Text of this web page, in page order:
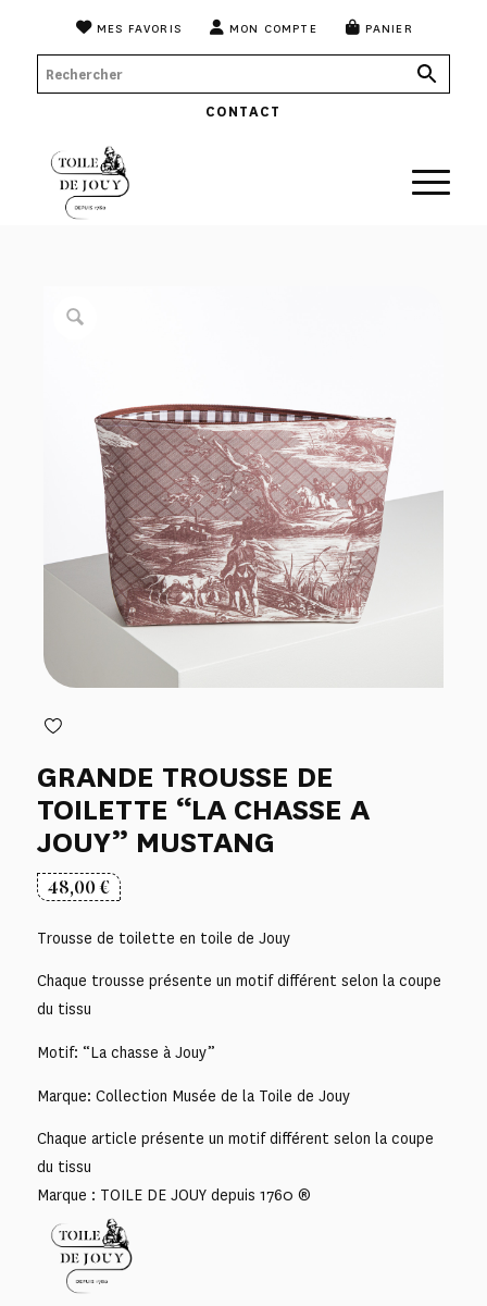
MES FAVORIS MON COMPTE PANIER
CONTACT
GRANDE TROUSSE DE
TOILETTE “LA CHASSE A
JOUY” MUSTANG
48,00€
Trousse de toilette en toile de Jouy
Chaque trousse présente un motif différent selon la coupe
du tissu
Motif: “La chasse à Jouy”
Marque: Collection Musée de la Toile de Jouy
Chaque article présente un motif différent selon la coupe
du tissu
Marque : TOILE DE JOUY depuis 1760 ®